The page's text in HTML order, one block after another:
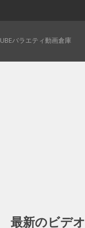
バラエティ動画倉庫
最新のビデオ